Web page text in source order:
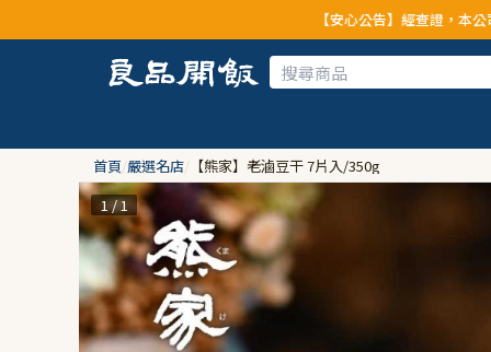
【安心公告】經查證，本公司全品項與上游
首頁/嚴選名店/ 【熊家】老滷豆干 7片入/350g
1 / 1